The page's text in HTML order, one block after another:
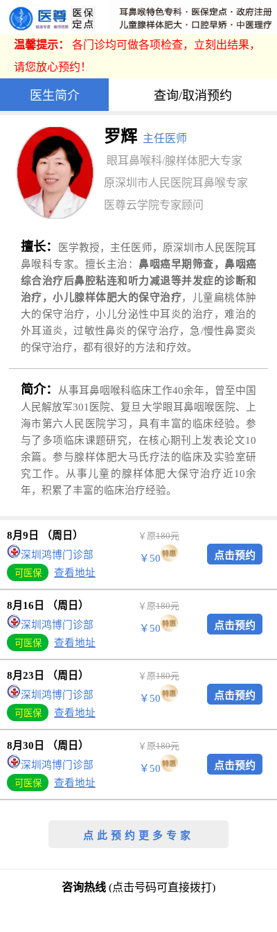
温馨提示： 各门诊均可做各项检查，立刻出结果，
请您放心预约！
医生简介 查询/取消预约
罗辉 主任医师
眼耳鼻喉科/腺样体肥大专家
原深圳市人民医院耳鼻喉专家
医尊云学院专家顾问
擅长：
医学教授，主任医师，原深圳市人民医院耳
鼻喉科专家。擅长主治：鼻咽癌早期筛查，鼻咽癌
综合治疗后鼻腔粘连和听力减退等并发症的诊断和
治疗，小儿腺样体肥大的保守治疗，儿童扁桃体肿
大的保守治疗，小儿分泌性中耳炎的治疗，难治的
外耳道炎，过敏性鼻炎的保守治疗，急/慢性鼻窦炎
的保守治疗，都有很好的方法和疗效。
简介：
从事耳鼻咽喉科临床工作40余年，曾至中国
人民解放军301医院、复旦大学眼耳鼻咽喉医院、上
海市第六人民医院学习，具有丰富的临床经验。参
与了多项临床课题研究，在核心期刊上发表论文10
余篇。参与腺样体肥大马氏疗法的临床及实验室研
究工作。从事儿童的腺样体肥大保守治疗近10余
年，积累了丰富的临床治疗经验。
8月9日 （周日）
深圳鸿博门诊部
查看地址
￥原180元
￥50
8月16日 （周日）
深圳鸿博门诊部
查看地址
￥原180元
￥50
8月23日 （周日）
深圳鸿博门诊部
查看地址
￥原180元
￥50
8月30日 （周日）
深圳鸿博门诊部
查看地址
￥原180元
￥50
咨询热线 (点击号码可直接拨打)